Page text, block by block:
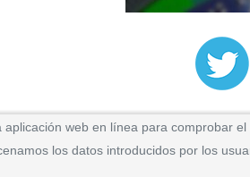
aplicación web en línea para comprobar
los datos introducidos por los